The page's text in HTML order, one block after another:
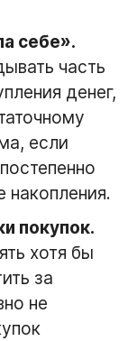
себе».
часть
денег,
если
покупок.
хотя бы
за
не